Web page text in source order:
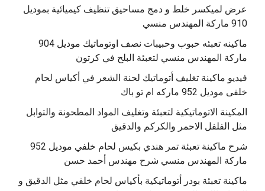
عرض لميكسر خلط و دمج مساحيق تنظيف كيميائية بموديل
910 ماركة المهندس منسي
‫ماكينه تعبئه حبوب وحبيبات نصف اوتوماتيك موديل 904
‫فيديو ماكينة تغليف أتوماتيك لحنة الشعر في أكياس لحام
خلفى موديل 952 ماركه ام تو باك
المكينة الاتوماتيكية لتعبئة وتغليف المواد المطحونة والتوابل
مثل الفلفل الاحمر والكركم والدقيق
‫شرح ماكينة تعبئة تمر هندي بكيس لحام خلفي موديل 952
ماكينة تعبئة بودر أتوماتيكية بأكياس لحام خلفي مثل الدقيق و